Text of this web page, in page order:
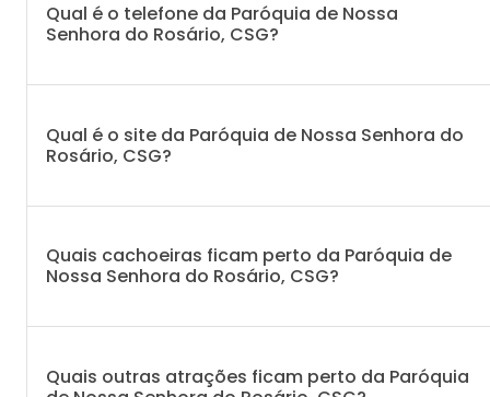
Qual é o telefone da Paróquia de Nossa
Senhora do Rosário, CSG?
Qual é o site da Paróquia de Nossa Senhora do
Rosário, CSG?
Quais cachoeiras ficam perto da Paróquia de
Nossa Senhora do Rosário, CSG?
Quais outras atrações ficam perto da Paróquia